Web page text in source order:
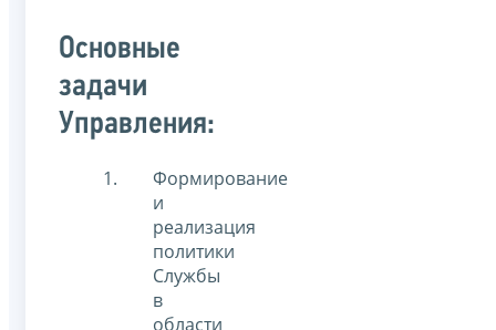
Основные
задачи
Управления:
Формирование
и
реализация
политики
Службы
в
области